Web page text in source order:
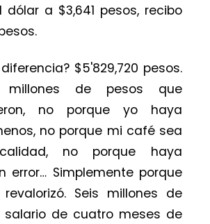
dólar a $3,641 pesos, recibo
$5'829,720 pesos.
de pesos que
no porque yo haya
no porque mi café sea
no porque haya
error… Simplemente porque
Seis millones de
salario de cuatro meses de